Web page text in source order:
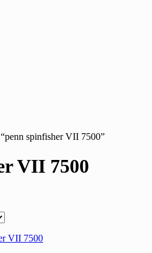
spinfisher VII 7500”
VII 7500